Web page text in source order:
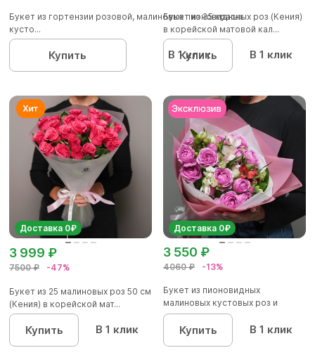
Букет из гортензии розовой, малиновых пионовидных
кусто...
Купить В 1 клик
Букет из 35 красных роз (Кения)
в корейской матовой кал...
Купить В 1 клик
Доставка 0₽
7500 ₽ -47%
3 999 ₽
Букет из 25 малиновых роз 50 см
(Кения) в корейской мат...
Купить В 1 клик
Доставка 0₽
4060 ₽ -13%
3 550 ₽
Букет из пионовидных
малиновых кустовых роз и
альстроме...
Купить В 1 клик